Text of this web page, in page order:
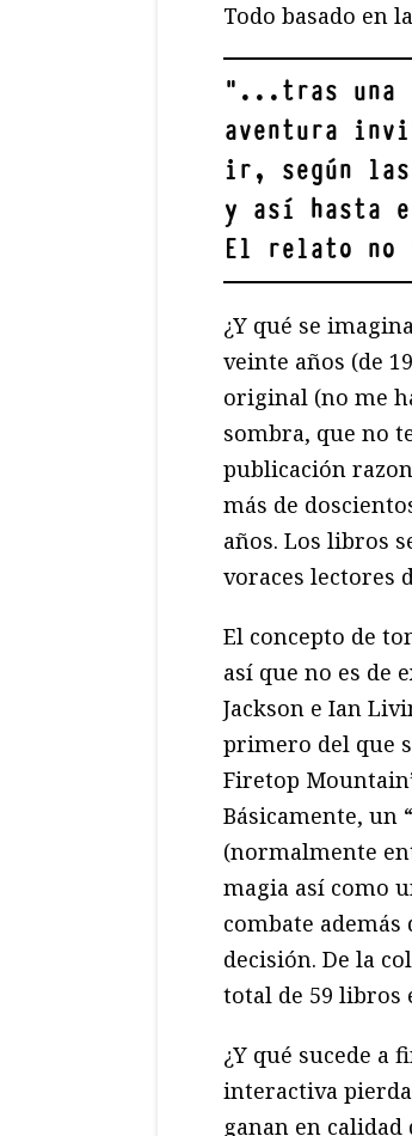
Todo basado en
" ...tras una
aventura
ir, según
y así hasta
El relato
¿Y qué se
veinte años (de
original (no me
sombra, que no
publicación
más de
años. Los libros
voraces lectores
El concepto de
así que no es de
Jackson e Ian
primero del que
Firetop
Básicamente, un
(normalmente
magia así como
combate además
decisión. De la
total de 59 libros
¿Y qué sucede a
interactiva
ganan en calidad